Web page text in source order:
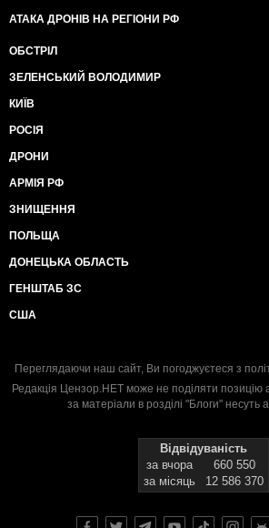
АТАКА ДРОНІВ НА РЕГІОНИ РФ
ОБСТРІЛ
ЗЕЛЕНСЬКИЙ ВОЛОДИМИР
КИЇВ
РОСІЯ
ДРОНИ
АРМІЯ РФ
ЗНИЩЕННЯ
ПОЛЬЩА
ДОНЕЦЬКА ОБЛАСТЬ
ГЕНШТАБ ЗС
США
Переглядаючи наш сайт, Ви погоджуєтеся з
Редакція Цензор.НЕТ може не поділяти позицію
за матеріали в розділі "Блоги" несуть
Відвідуваність
за вчора
660 550
за місяць
12 586 370